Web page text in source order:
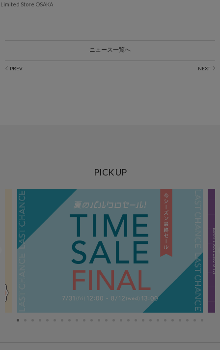
Limited Store OSAKA
ニュース一覧へ
PICK UP